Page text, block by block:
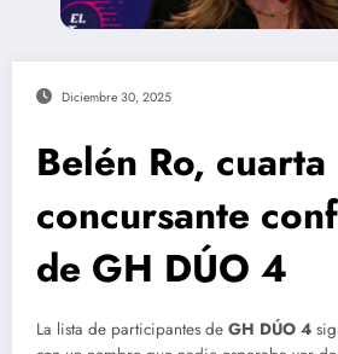
Diciembre 30, 2025
Belén Ro, cuarta
concursante
de GH DÚO 4
La lista de participantes de GH DÚO 4